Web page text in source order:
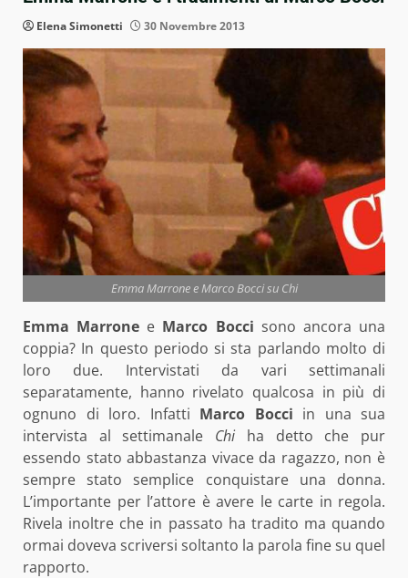
Elena Simonetti 30 Novembre 2013
Emma Marrone e Marco Bocci su Chi
Emma Marrone e Marco Bocci sono ancora una
coppia? In questo periodo si sta parlando molto di
loro due. Intervistati da vari settimanali
separatamente, hanno rivelato qualcosa in più di
ognuno di loro. Infatti Marco Bocci in una sua
intervista al settimanale Chi ha detto che pur
essendo stato abbastanza vivace da ragazzo, non è
sempre stato semplice conquistare una donna.
L’importante per l’attore è avere le carte in regola.
Rivela inoltre che in passato ha tradito ma quando
ormai doveva scriversi soltanto la parola fine su quel
rapporto.